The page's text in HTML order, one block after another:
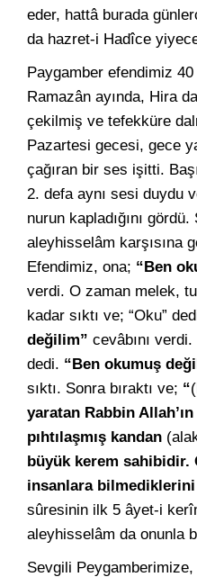
eder, hattâ burada
da hazret-i Hadîce
Paygamber efendimiz
Ramazân ayında, Hira
çekilmiş ve tefekküre
Pazartesi gecesi, gece
çağıran bir ses işitti.
2. defa aynı sesi duydu
nurun kapladığını
aleyhisselâm karşısına
Efendimiz, ona; “Ben
verdi. O zaman melek,
kadar sıktı ve; “Oku”
değilim” cevâbını
dedi. “Ben okumuş
sıktı. Sonra bıraktı ve; “
yaratan Rabbin
pıhtılaşmış kandan
büyük kerem sahibidir.
insanlara
sûresinin ilk 5 âyet-i
aleyhisselâm da onunla
Sevgili